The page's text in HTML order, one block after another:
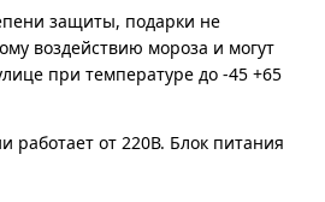
защиты, подарки не
воздействию мороза и могут
при температуре до -45 +65
работает от 220В. Блок питания